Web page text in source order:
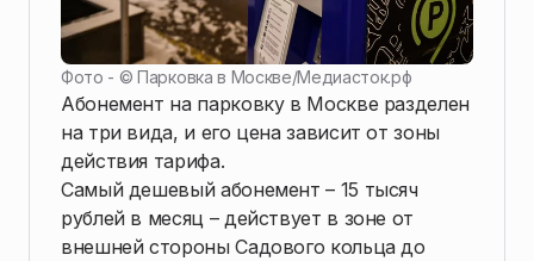
Фото - ©Парковка в Москве/Медиасток.рф
Абонемент на парковку в Москве разделен
на три вида, и его цена зависит от зоны
действия тарифа.
Самый дешевый абонемент – 15 тысяч
рублей в месяц – действует в зоне от
внешней стороны Садового кольца до